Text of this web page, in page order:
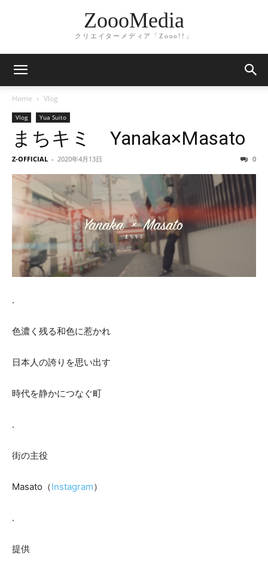
ZoooMedia
クリエイターメディア「Zooo!!」
Home Vlog
Vlog Yua Suito
まちキミ Yanaka×Masato
Z-OFFICIAL - 2020年4月13日 0
.
色濃く残る和色に惹かれ
日本人の誇りを思い出す
時代を静かにつなぐ町
.
街の主役
Masato（Instagram）
.
提供